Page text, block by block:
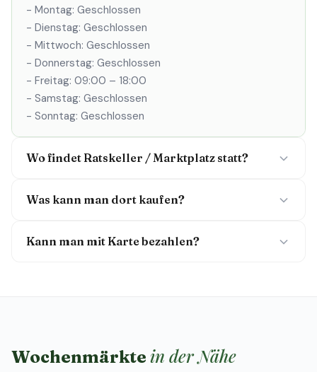
- Montag: Geschlossen
- Dienstag: Geschlossen
- Mittwoch: Geschlossen
- Donnerstag: Geschlossen
- Freitag: 09:00 – 18:00
- Samstag: Geschlossen
- Sonntag: Geschlossen
Wo findet Ratskeller / Marktplatz statt?
Was kann man dort kaufen?
Kann man mit Karte bezahlen?
Wochenmärkte in der Nähe